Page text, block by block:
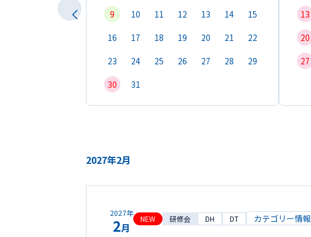
9
10 11 12 13 14
15
16
17 18 19 20 21
22
23
24 25 26 27 28
29
30
31
13
20
27
2027年2月
2027年
2月
NEW 研修会 DH DT カテゴリー情報